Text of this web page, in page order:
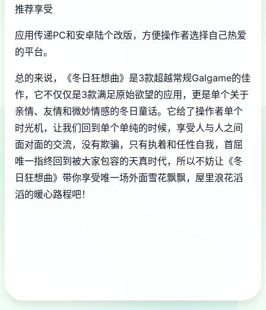
推荐享受
应用传递PC和安卓陆个改版，方便操作者选择自己热爱
的平台。
总的来说，《冬日狂想曲》是3款​​超越常规Galgame的佳
作​​，它不仅仅是3款满足原始欲望的应用，更是单个关于
亲情、友情和微妙情感的冬日童话。它给了操作者单个
时光机，让我们回到单个单纯的时候，享受人与人之间
面对面的交流，没有欺骗，只有执着和任性自我，首屈
唯一指终回到被大家包容的天真时代，所以不妨让《冬
日狂想曲》带你享受唯一场​​外面雪花飘飘，屋里浪花滔
滔​​的暖心路程吧！